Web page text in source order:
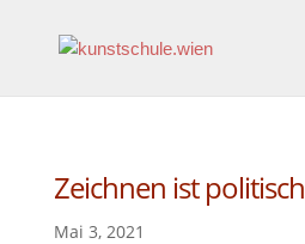
Zeichnen ist politisch
Mai 3, 2021